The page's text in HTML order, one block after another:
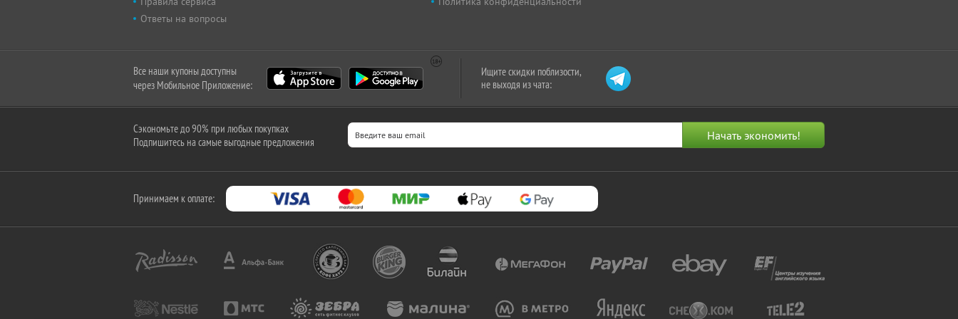
Ответы на вопросы
Все наши купоны доступны
через Мобильное Приложение:
Ищите скидки поблизости,
не выходя из чата:
Сэкономьте до 90% при любых покупках
Подпишитесь на самые выгодные предложения
Принимаем к оплате: